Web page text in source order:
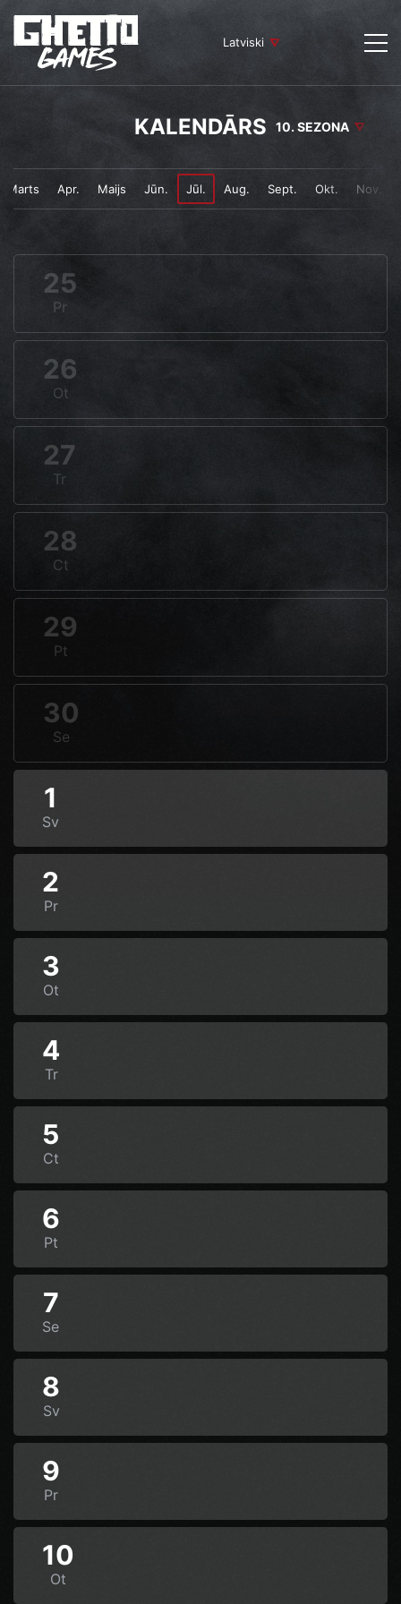
Latviski
KALENDĀRS 10. SEZONA
Marts Apr. Maijs Jūn. Jūl. Aug. Sept. Okt. Nov.
25
Pr
26
Ot
27
Tr
28
Ct
29
Pt
30
Se
1
Sv
2
Pr
3
Ot
4
Tr
5
Ct
6
Pt
7
Se
8
Sv
9
Pr
10
Ot